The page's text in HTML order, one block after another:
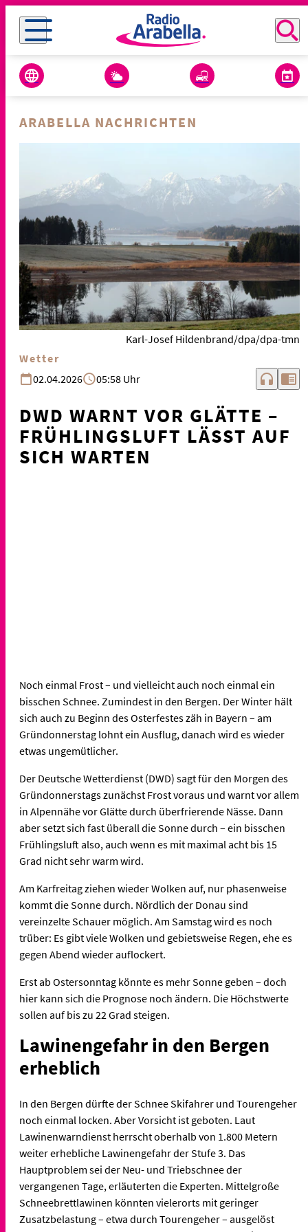
ARABELLA NACHRICHTEN
Karl-Josef Hildenbrand/dpa/dpa-tmn
Wetter
02.04.2026
05:58 Uhr headphones chrome_reader_mode
DWD WARNT VOR GLÄTTE –
FRÜHLINGSLUFT LÄSST AUF
SICH WARTEN
Noch einmal Frost – und vielleicht auch noch einmal ein
bisschen Schnee. Zumindest in den Bergen. Der Winter hält
sich auch zu Beginn des Osterfestes zäh in Bayern – am
Gründonnerstag lohnt ein Ausflug, danach wird es wieder
etwas ungemütlicher.
Der Deutsche Wetterdienst (DWD) sagt für den Morgen des
Gründonnerstags zunächst Frost voraus und warnt vor allem
in Alpennähe vor Glätte durch überfrierende Nässe. Dann
aber setzt sich fast überall die Sonne durch – ein bisschen
Frühlingsluft also, auch wenn es mit maximal acht bis 15
Grad nicht sehr warm wird.
Am Karfreitag ziehen wieder Wolken auf, nur phasenweise
kommt die Sonne durch. Nördlich der Donau sind
vereinzelte Schauer möglich. Am Samstag wird es noch
trüber: Es gibt viele Wolken und gebietsweise Regen, ehe es
gegen Abend wieder auflockert.
Erst ab Ostersonntag könnte es mehr Sonne geben – doch
hier kann sich die Prognose noch ändern. Die Höchstwerte
sollen auf bis zu 22 Grad steigen.
Lawinengefahr in den Bergen
erheblich
In den Bergen dürfte der Schnee Skifahrer und Tourengeher
noch einmal locken. Aber Vorsicht ist geboten. Laut
Lawinenwarndienst herrscht oberhalb von 1.800 Metern
weiter erhebliche Lawinengefahr der Stufe 3. Das
Hauptproblem sei der Neu- und Triebschnee der
vergangenen Tage, erläuterten die Experten. Mittelgroße
Schneebrettlawinen könnten vielerorts mit geringer
Zusatzbelastung – etwa durch Tourengeher – ausgelöst